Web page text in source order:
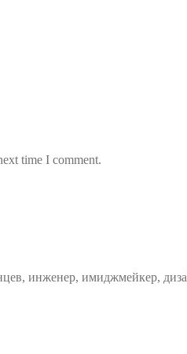
time I comment.
инженер, имиджмейкер,